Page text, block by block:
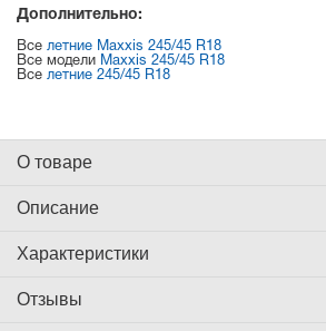
Дополнительно:
Все летние Maxxis 245/45 R18
Все модели Maxxis 245/45 R18
Все летние 245/45 R18
О товаре
Описание
Характеристики
Отзывы